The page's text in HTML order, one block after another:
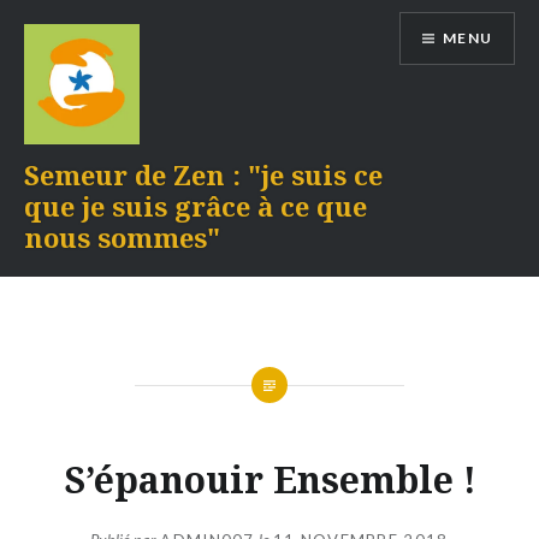
contenu
Semeur de Zen : "je suis ce
que je suis grâce à ce que
nous sommes"
MENU
S’épanouir Ensemble !